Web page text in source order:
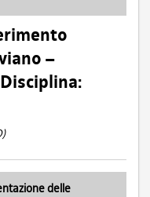
–
delle